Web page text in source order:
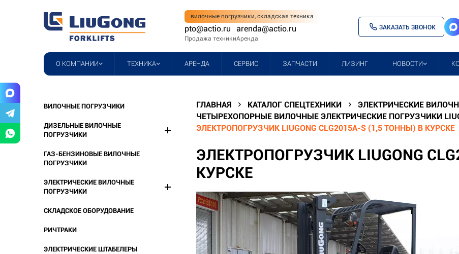
вилочные погрузчики, складская техника
pto@actio.ru
Продажа техники
arenda@actio.ru
Аренда
ЗАКАЗАТЬ ЗВОНОК
О КОМПАНИИ ТЕХНИКА АРЕНДА СЕРВИС ЗАПЧАСТИ ЛИЗИНГ НОВОСТИ
ВИЛОЧНЫЕ ПОГРУЗЧИКИ
ДИЗЕЛЬНЫЕ ВИЛОЧНЫЕ
ПОГРУЗЧИКИ
ГАЗ-БЕНЗИНОВЫЕ ВИЛОЧНЫЕ
ПОГРУЗЧИКИ
ЭЛЕКТРИЧЕСКИЕ ВИЛОЧНЫЕ
ПОГРУЗЧИКИ
СКЛАДСКОЕ ОБОРУДОВАНИЕ
РИЧТРАКИ
ЭЛЕКТРИЧЕСКИЕ ШТАБЕЛЕРЫ
ГЛАВНАЯ КАТАЛОГ СПЕЦТЕХНИКИ
ЭЛЕКТРИЧЕСКИЕ
ЧЕТЫРЕХОПОРНЫЕ ВИЛОЧНЫЕ ЭЛЕКТРИЧЕСКИЕ ПОГРУЗЧИКИ
ЭЛЕКТРОПОГРУЗЧИК LIUGONG CLG2015A-S (1,5 ТОННЫ) В КУРСКЕ
ЭЛЕКТРОПОГРУЗЧИК LIUGONG
КУРСКЕ